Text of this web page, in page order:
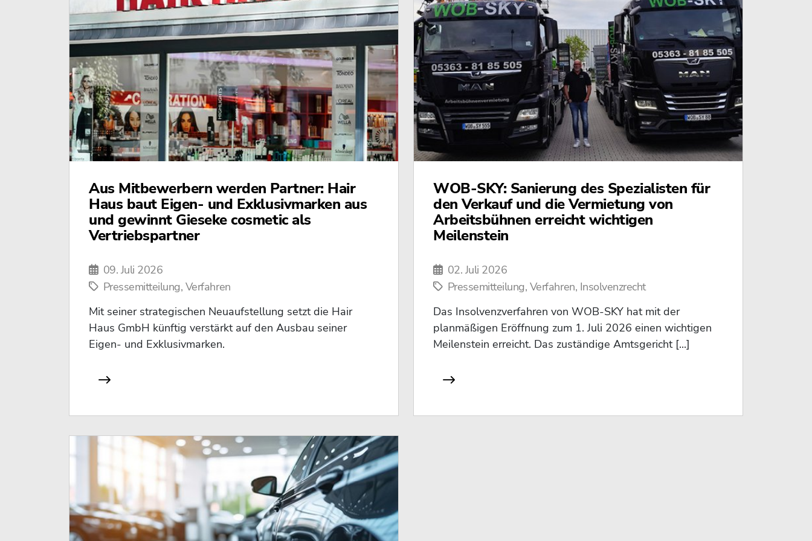
Aus Mitbewerbern werden Partner: Hair
Haus baut Eigen- und Exklusivmarken aus
und gewinnt Gieseke cosmetic als
Vertriebspartner
09. Juli 2026
Pressemitteilung, Verfahren
Mit seiner strategischen Neuaufstellung setzt die Hair
Haus GmbH künftig verstärkt auf den Ausbau seiner
Eigen- und Exklusivmarken.
WOB-SKY: Sanierung des Spezialisten für
den Verkauf und die Vermietung von
Arbeitsbühnen erreicht wichtigen
Meilenstein
02. Juli 2026
Pressemitteilung, Verfahren, Insolvenzrecht
Das Insolvenzverfahren von WOB-SKY hat mit der
planmäßigen Eröffnung zum 1. Juli 2026 einen wichtigen
Meilenstein erreicht. Das zuständige Amtsgericht [...]